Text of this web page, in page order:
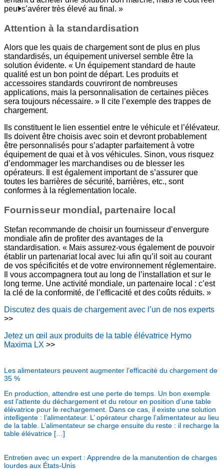
Devis
peut s’avérer très élevé au final. »
Attention à la standardisation
Alors que les quais de chargement sont de plus en plus
standardisés, un équipement universel semble être la
solution évidente. « Un équipement standard de haute
qualité est un bon point de départ. Les produits et
accessoires standards couvriront de nombreuses
applications, mais la personnalisation de certaines pièces
sera toujours nécessaire. » Il cite l’exemple des trappes de
chargement.
Ils constituent le lien essentiel entre le véhicule et l’élévateur.
Ils doivent être choisis avec soin et devront probablement
être personnalisés pour s’adapter parfaitement à votre
équipement de quai et à vos véhicules. Sinon, vous risquez
d’endommager les marchandises ou de blesser les
opérateurs. Il est également important de s’assurer que
toutes les barrières de sécurité, barrières, etc., sont
conformes à la réglementation locale.
Fournisseur mondial, partenaire local
Stefan recommande de choisir un fournisseur d’envergure
mondiale afin de profiter des avantages de la
standardisation. « Mais assurez-vous également de pouvoir
établir un partenariat local avec lui afin qu’il soit au courant
de vos spécificités et de votre environnement réglementaire.
Il vous accompagnera tout au long de l’installation et sur le
long terme. Une activité mondiale, un partenaire local : c’est
la clé de la conformité, de l’efficacité et des coûts réduits. »
Discutez des quais de chargement avec l’un de nos experts
>>
Jetez un œil aux produits de la table élévatrice Hymo
Maxima LX >>
Les alimentateurs peuvent augmenter l’efficacité du chargement de
35 %
En production, attendre est une perte de temps. Un bon exemple
est l’attente du déchargement et du retour en position d’une table
élévatrice pour le rechargement. Dans ce cas, il existe une solution
intelligente : l’alimentateur. L’ opérateur charge l’alimentateur au lieu
de la table. L’alimentateur se charge ensuite du reste : il recharge la
table élévatrice […]
Entretien avec un expert : Apprendre de la manutention de charges
lourdes aux États-Unis